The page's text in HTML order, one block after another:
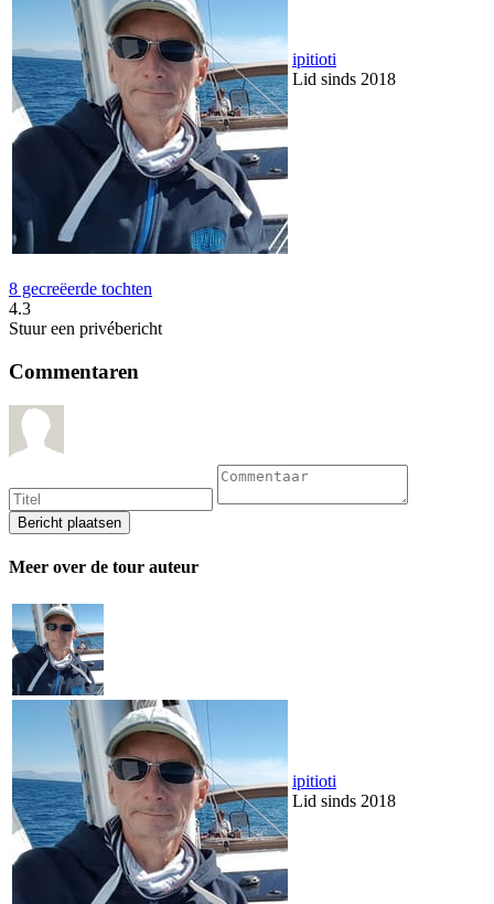
ipitioti
Lid sinds 2018
8 gecreëerde tochten
4.3
Stuur een privébericht
Commentaren
Meer over de tour auteur
ipitioti
Lid sinds 2018